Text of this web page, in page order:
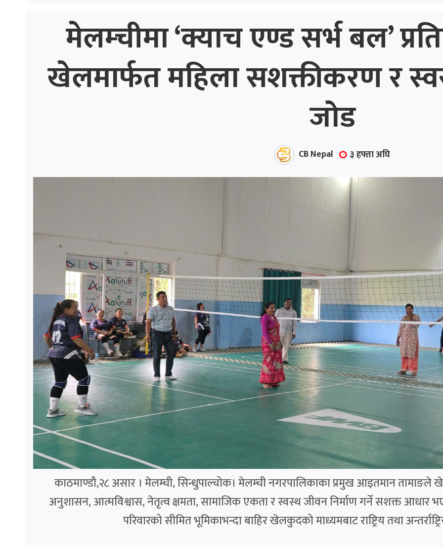
मेलम्चीमा ‘क्याच एण्ड सर्भ बल’
खेलमार्फत महिला सशक्तीकरण र
जोड
CB Nepal ३ हफ्ता अघि
काठमाण्डौ,२८ असार । मेलम्ची, सिन्धुपाल्चोक। मेलम्ची नगरपालिकाका प्रमुख आइतमान तामाङले
अनुशासन, आत्मविश्वास, नेतृत्व क्षमता, सामाजिक एकता र स्वस्थ जीवन निर्माण गर्ने सशक्त आधार
परिवारको सीमित भूमिकाभन्दा बाहिर खेलकुदको माध्यमबाट राष्ट्रिय तथा